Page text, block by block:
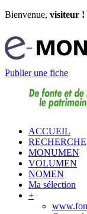
Bienvenue, visiteur !
Publier une fiche
ACCUEIL
MONUMEN
VOLUMEN
NOMEN
Ma sélection
+